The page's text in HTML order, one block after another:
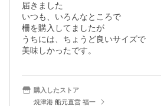
届きました
いつも、いろんなところで
柵を購入してましたが
うちには、ちょうど良いサイズで
美味しかったです。
購入したストア
焼津港 船元直営 福一